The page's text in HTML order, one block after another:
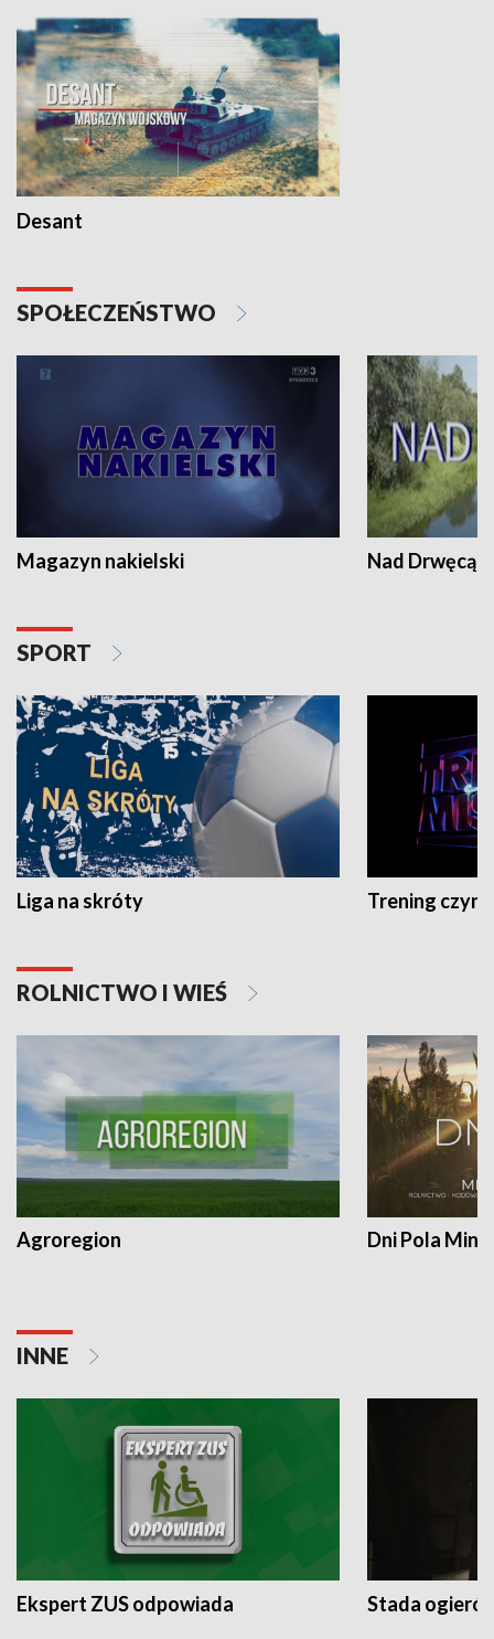
Desant
SPOŁECZEŃSTWO
Magazyn nakielski Nad Drwęcą
SPORT
Liga na skróty Trening czyni
ROLNICTWO I WIEŚ
Agroregion Dni Pola
INNE
Ekspert ZUS odpowiada Stada